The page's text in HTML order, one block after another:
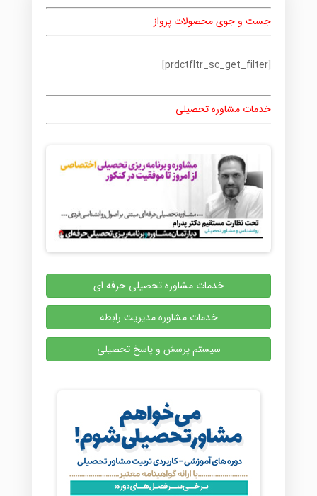
جست و جوی محصولات پرواز
[prdctfltr_sc_get_filter]
خدمات مشاوره تحصیلی
خدمات مشاوره تحصیلی حرفه ای
خدمات مشاوره مدیریت رابطه
سیستم پرسش و پاسخ تحصیلی